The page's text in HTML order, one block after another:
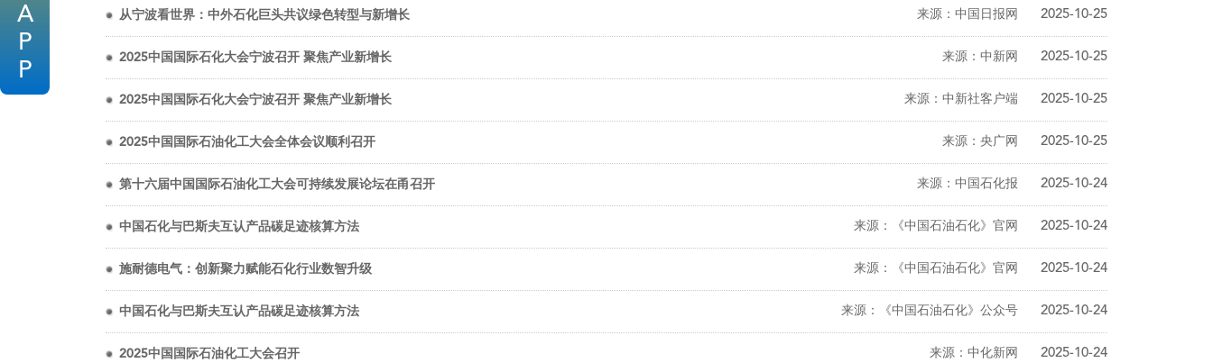
A
P
P
从宁波看世界：中外石化巨头共议绿色转型与新增长 2025-10-25
来源：中国日报网
2025中国国际石化大会宁波召开 聚焦产业新增长 2025-10-25
来源：中新网
2025中国国际石化大会宁波召开 聚焦产业新增长 2025-10-25
来源：中新社客户端
2025中国国际石油化工大会全体会议顺利召开 2025-10-25
来源：央广网
第十六届中国国际石油化工大会可持续发展论坛在甬召开 2025-10-24
来源：中国石化报
中国石化与巴斯夫互认产品碳足迹核算方法 2025-10-24
来源：《中国石油石化》官网
施耐德电气：创新聚力赋能石化行业数智升级 2025-10-24
来源：《中国石油石化》官网
中国石化与巴斯夫互认产品碳足迹核算方法 2025-10-24
来源：《中国石油石化》公众号
2025中国国际石油化工大会召开 2025-10-24
来源：中化新网